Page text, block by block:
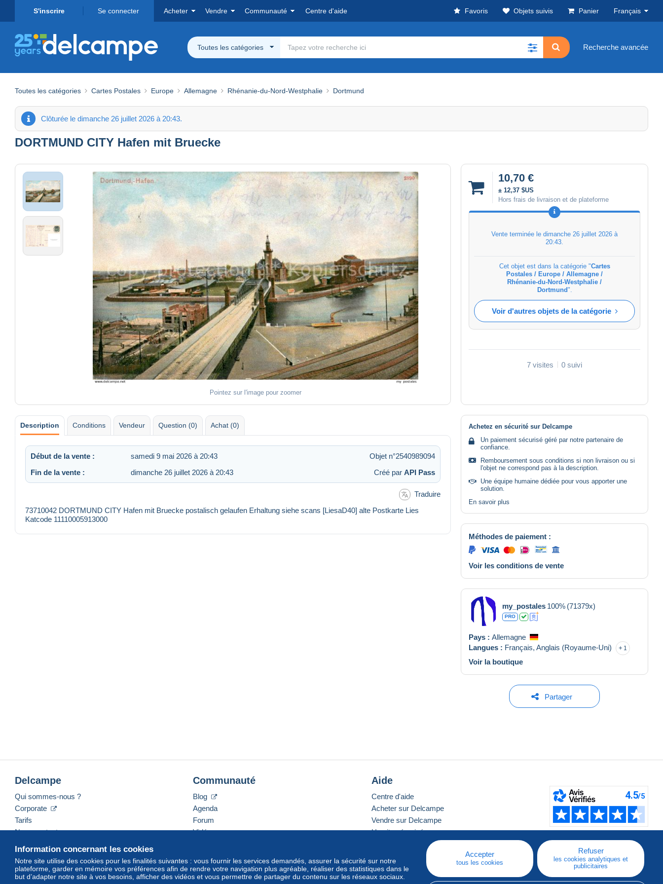
S'inscrire Se connecter Acheter Vendre Communauté Centre d'aide Favoris Objets suivis Panier Français
Toutes les catégories Recherche avancée
Toutes les catégories Cartes Postales Europe Allemagne Rhénanie-du-Nord-Westphalie Dortmund
Clôturée le dimanche 26 juillet 2026 à 20:43.
DORTMUND CITY Hafen mit Bruecke
Pointez sur l'image pour zoomer
10,70 €
± 12,37 $US
Hors frais de livraison et de plateforme
Vente terminée le dimanche 26 juillet 2026 à
20:43
Cet objet est dans la catégorie "Cartes
Postales / Europe / Allemagne /
Rhénanie-du-Nord-Westphalie /
Dortmund".
Voir d'autres objets de la catégorie
7 visites 0 suivi
Description Conditions Vendeur Question (0) Achat (0)
Début de la vente : samedi 9 mai 2026 à 20:43
Objet n°2540989094
Fin de la vente :
dimanche 26 juillet 2026 à 20:43 Créé par API Pass
Traduire
73710042 DORTMUND CITY Hafen mit Bruecke postalisch gelaufen Erhaltung siehe scans [LiesaD40] alte Postkarte Lies
Katcode 11110005913000
Achetez en sécurité sur Delcampe
Un paiement sécurisé géré par notre partenaire de
confiance.
Remboursement sous conditions si non livraison ou si
l'objet ne correspond pas à la description.
Une équipe humaine dédiée pour vous apporter une
solution.
En savoir plus
Méthodes de paiement :
Voir les conditions de vente
my_postales 100% (71379x)
PRO
Pays : Allemagne
Langues : Français, Anglais (Royaume-Uni) 1
Voir la boutique
Partager
Information concernant les cookies
Notre site utilise des cookies pour les finalités suivantes : vous fournir les services demandés, assurer la sécurité sur notre
plateforme, garder en mémoire vos préférences afin de rendre votre navigation plus agréable, réaliser des statistiques dans le
but d’adapter notre site à vos besoins, afficher des vidéos et vous permettre de partager du contenu sur les réseaux sociaux.
Accepter
tous les cookies
Refuser
les cookies analytiques et
publicitaires
Delcampe
Qui sommes-nous ?
Corporate
Tarifs
Nous contacter
Communauté
Blog
Agenda
Forum
Vidéos
Aide
Centre d'aide
Acheter sur Delcampe
Vendre sur Delcampe
Un site sécurisé
Français USD America/Indiana/Vevay Mode standard